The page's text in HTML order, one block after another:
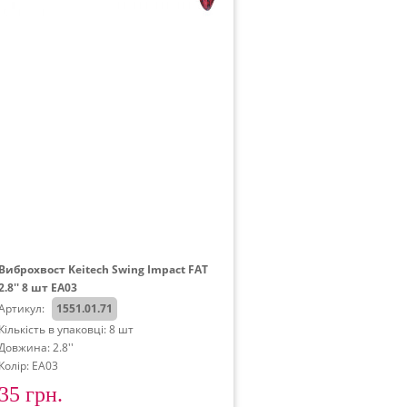
Keitech Swing Impact FAT
8 шт EA03
1551.01.71
в упаковці: 8 шт
2.8''
EA03
грн.